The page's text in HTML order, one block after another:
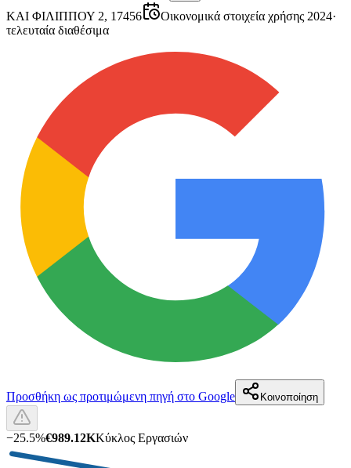
ΚΑΙ ΦΙΛΙΠΠΟΥ 2, 17456
Οικονομικά στοιχεία χρήσης 2024·
τελευταία διαθέσιμα
Προσθήκη ως προτιμώμενη πηγή στο Google Κοινοποίηση
−25.5%€989.12KΚύκλος Εργασιών